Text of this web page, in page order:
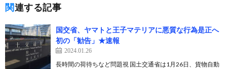
関連する記事
国交省、ヤマトと王子マテリアに悪質な行為是正へ
初の「勧告」★速報
2024.01.26
長時間の荷待ちなど問題視 国土交通省は1月26日、貨物自動